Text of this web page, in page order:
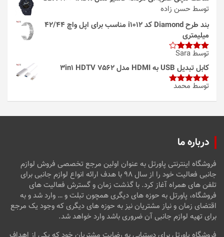
توسط حسن زاده
بند طرح Diamond کد i1012 مناسب برای اپل واچ 42/44
میلیمتری
امتیاز4
از 5
توسط Sara
کابل تبدیل USB به HDMI مدل 3in1 HDTV 7562
امتیاز5از
توسط محمد
درباره ما
فروشگاه اینترنتی پاورتل به عنوان اولین مرجع تخصصی فروش لوازم
جانبی فعالیت خود را از سال ۹۸ با هدف ارائه انواع لوازم جانبی برای
تلفن های همراه آغاز کرد. با گذشت زمان و گسترش فعالیت های
فروشگاه، پاورتل به حوزه های دیگری همچون تبلت و … وارد شد و به
اقتضای زمان و نیاز مشتریان نیز به حوزه های دیگری که وجود یک مرجع
برای تهیه لوازم جانبی آن ضروری باشد وارد خواهد شد.